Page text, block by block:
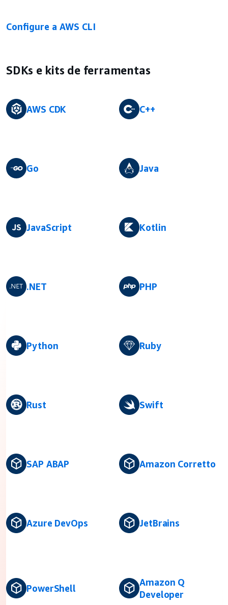
Configure a AWS CLI
SDKs e kits de ferramentas
AWS CDK C++
Go Java
JavaScript Kotlin
.NET PHP
Python Ruby
Rust Swift
SAP ABAP Amazon Corretto
Azure DevOps JetBrains
PowerShell
Amazon Q
Developer